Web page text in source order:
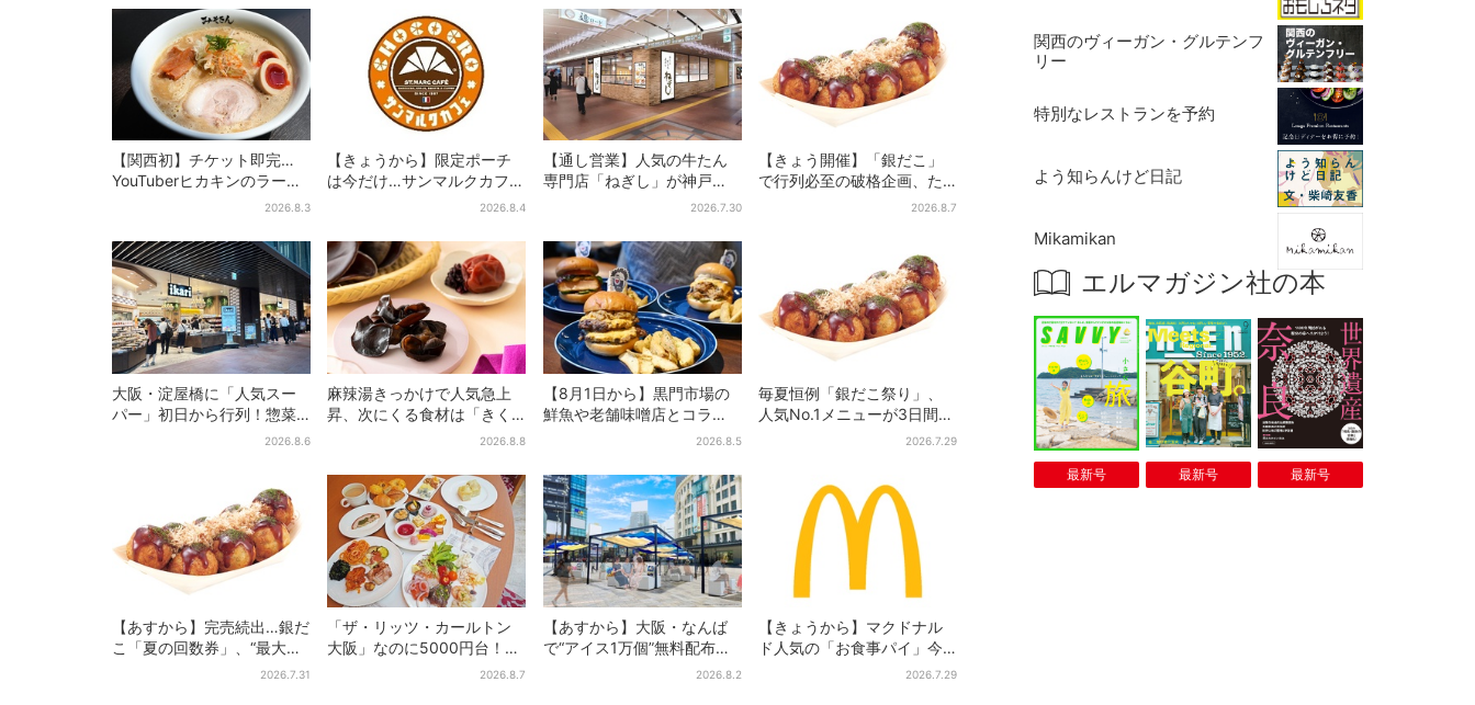
【関西初】チケット即完…
YouTuberヒカキンのラーメ
ン店「みそきん」が大阪上
題
2026.8.3
【きょうから】限定ポーチ
は今だけ…サンマルクカフェ
初の「夏福袋」、実質無料
2026.8.4
【通し営業】人気の牛たん
専門店「ねぎし」が神戸
に、「想像しただけでお腹
2026.7.30
【きょう開催】「銀だこ」
で行列必至の破格企画、た
こ焼き1舟が88円に「今年こ
2026.8.7
大阪・淀屋橋に「人気スー
パー」初日から行列！惣菜
＆弁当コーナーは大幅に拡
2026.8.6
麻辣湯きっかけで人気急上
昇、次にくる食材は「きく
らげ」？ お菓子もヒット、
2026.8.8
【8月1日から】黒門市場の
鮮魚や老舗味噌店とコラ
ボ、大阪・なんばのホテル
2026.8.5
毎夏恒例「銀だこ祭り」、
人気No.1メニューが3日間だ
2026.7.29
【あすから】完売続出…銀だ
こ「夏の回数券」、“最大
2811円”お得に！数量限定で
2026.7.31
「ザ・リッツ・カールトン
大阪」なのに5000円台！肉
料理、スイーツ、パンまで…
2026.8.7
【あすから】大阪・なんば
で“アイス1万個”無料配布…2
日間限定で、ロッテの人気
2026.8.2
【きょうから】マクドナル
ド人気の「お食事パイ」今
年も登場、熱々とろ～り夏
2026.7.29
関西のヴィーガン・グルテンフ
リー
特別なレストランを予約
よう知らんけど日記
Mikamikan
エルマガジン社の本
最新号 最新号 最新号